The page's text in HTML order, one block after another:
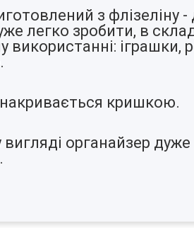
з флізеліну
легко зробити, в
іграшки,
кришкою.
органайзер